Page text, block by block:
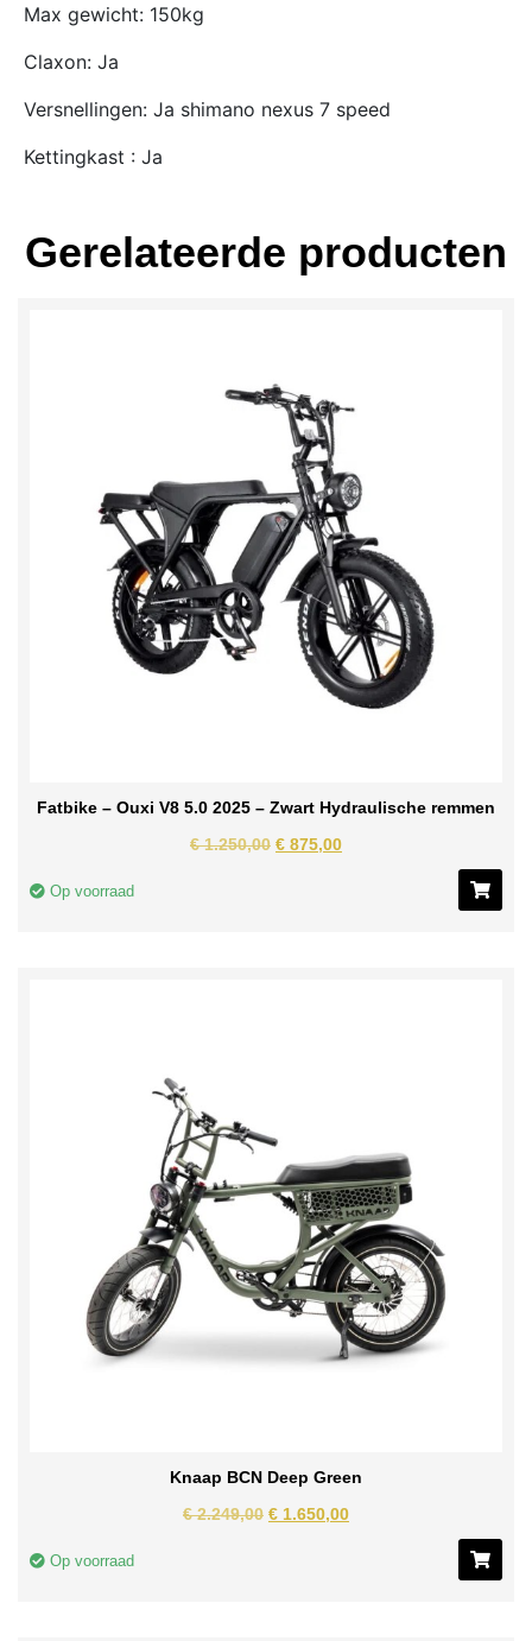
Max gewicht: 150kg
Claxon: Ja
Versnellingen: Ja shimano nexus 7 speed
Kettingkast : Ja
Gerelateerde producten
Fatbike – Ouxi V8 5.0 2025 – Zwart Hydraulische remmen
€1.250,00 € 875,00
Op voorraad
Knaap BCN Deep Green
€2.249,00 € 1.650,00
Op voorraad